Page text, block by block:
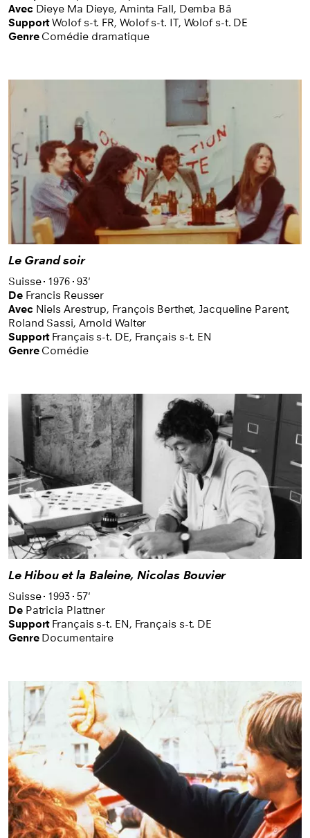
permettent au public de voir ou revoir des films du
patrimoine – la plupart en version restaurée – et des
films contemporains primés. Des sélections à
Avec Dieye Ma Dieye, Aminta Fall, Demba Bâ
Support Wolof s-t. FR, Wolof s-t. IT, Wolof s-t. DE
Genre Comédie dramatique
Le Grand soir
Suisse 1976 93'
De Francis Reusser
Avec Niels Arestrup, François Berthet,Jacqueline Parent,
Roland Sassi, Arnold Walter
Support Français s-t. DE, Français s-t. EN
Genre Comédie
Le Hibou et la Baleine, Nicolas Bouvier
Suisse 1993 57'
De Patricia Plattner
Support Français s-t. EN, Français s-t. DE
Genre Documentaire